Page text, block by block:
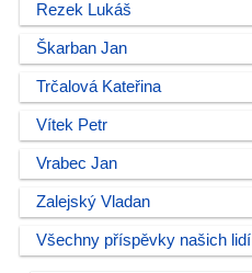
Rezek Lukáš
Škarban Jan
Trčalová Kateřina
Vítek Petr
Vrabec Jan
Zalejský Vladan
Všechny příspěvky našich lidí